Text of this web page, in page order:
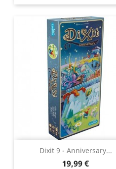
Dixit 9 - Anniversary...
Prix
19,99 €